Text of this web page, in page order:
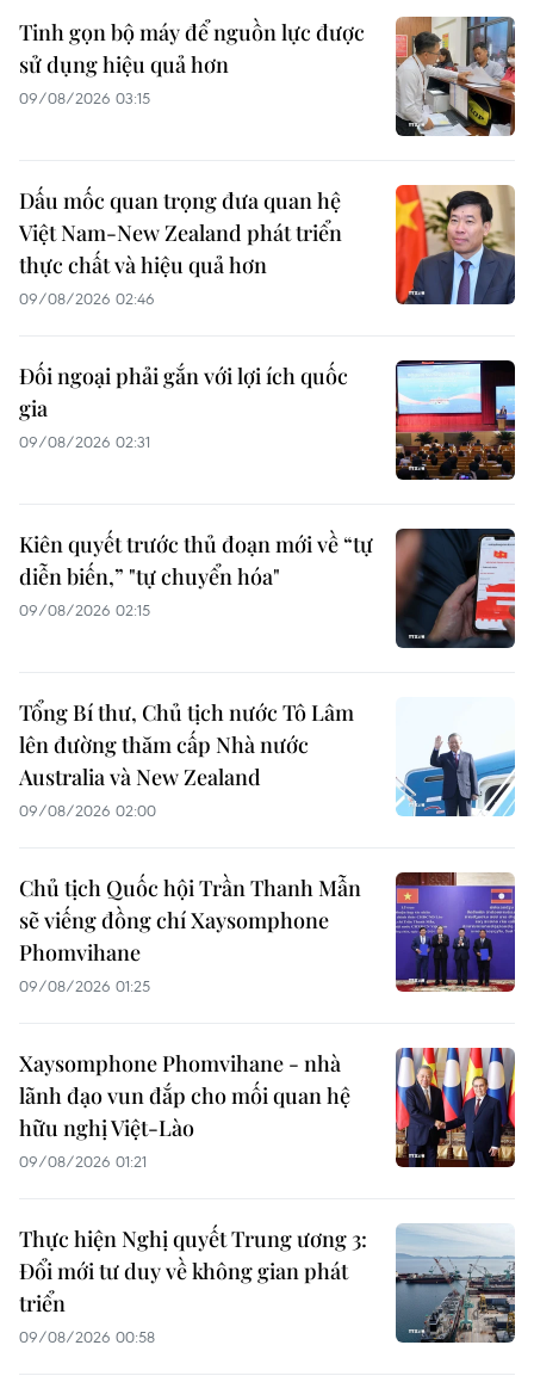
Tinh gọn bộ máy để nguồn lực được
sử dụng hiệu quả hơn
09/08/2026 03:15
Dấu mốc quan trọng đưa quan hệ
Việt Nam-New Zealand phát triển
thực chất và hiệu quả hơn
09/08/2026 02:46
Đối ngoại phải gắn với lợi ích quốc
gia
09/08/2026 02:31
Kiên quyết trước thủ đoạn mới về “tự
diễn biến,” "tự chuyển hóa"
09/08/2026 02:15
Tổng Bí thư, Chủ tịch nước Tô Lâm
lên đường thăm cấp Nhà nước
Australia và New Zealand
09/08/2026 02:00
Chủ tịch Quốc hội Trần Thanh Mẫn
sẽ viếng đồng chí Xaysomphone
Phomvihane
09/08/2026 01:25
Xaysomphone Phomvihane - nhà
lãnh đạo vun đắp cho mối quan hệ
hữu nghị Việt-Lào
09/08/2026 01:21
Thực hiện Nghị quyết Trung ương 3:
Đổi mới tư duy về không gian phát
triển
09/08/2026 00:58